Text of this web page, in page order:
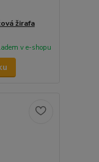
žirafa
v e-shopu